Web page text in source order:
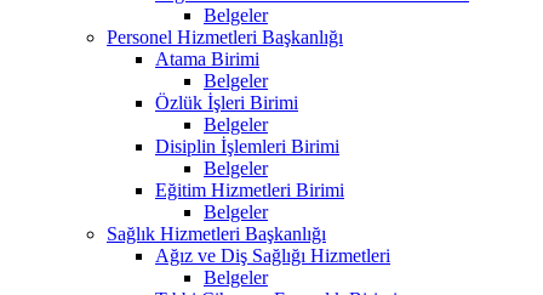
Belgeler
Personel Hizmetleri Başkanlığı
Atama Birimi
Belgeler
Özlük İşleri Birimi
Belgeler
Disiplin İşlemleri Birimi
Belgeler
Eğitim Hizmetleri Birimi
Belgeler
Sağlık Hizmetleri Başkanlığı
Ağız ve Diş Sağlığı Hizmetleri
Belgeler